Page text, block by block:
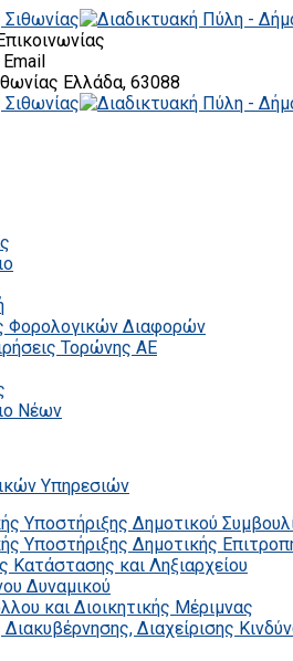
Email
Ελλάδα, 63088
Φορολογικών Διαφορών
Τορώνης ΑΕ
Νέων
Υπηρεσιών
Υποστήριξης Δημοτικού
Υποστήριξης Δημοτικής
Κατάστασης και Ληξιαρχείου
Δυναμικού
και Διοικητικής Μέριμνας
Διαχείρισης